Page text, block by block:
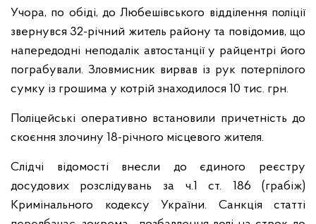
Учора, по обіді, до Любешівського відділення поліції
звернувся 32-річний житель району та повідомив, що
напередодні неподалік автостанції у райцентрі його
пограбували. Зловмисник вирвав із рук потерпілого
сумку із грошима у котрій знаходилося 10 тис. грн.
Поліцейські оперативно встановили причетність до
скоєння злочину 18-річного місцевого жителя.
Слідчі відомості внесли до єдиного реєстру
досудових розслідувань за ч.1 ст. 186 (грабіж)
Кримінального кодексу України. Санкція статті